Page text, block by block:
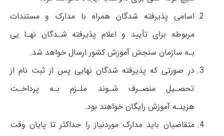
اسامی پذیرفته شدگان همراه با مدارک و مستندات
مربوطه برای تأیید و اعلام پذیرفته شـدگان نهـا یی
بـه سازمان سنجش آموزش کشور ارسال خواهد شد.
در صورتی که پذیرفته شدگان نهایی پس از ثبت نام از
تحصـیل منصـرف شـوند ملـزم بـه پرداخـت
هزینـه آموزش رایگان خواهند بود.
متقاضیان باید مدارک موردنیاز را حداکثر تا پایان وقت